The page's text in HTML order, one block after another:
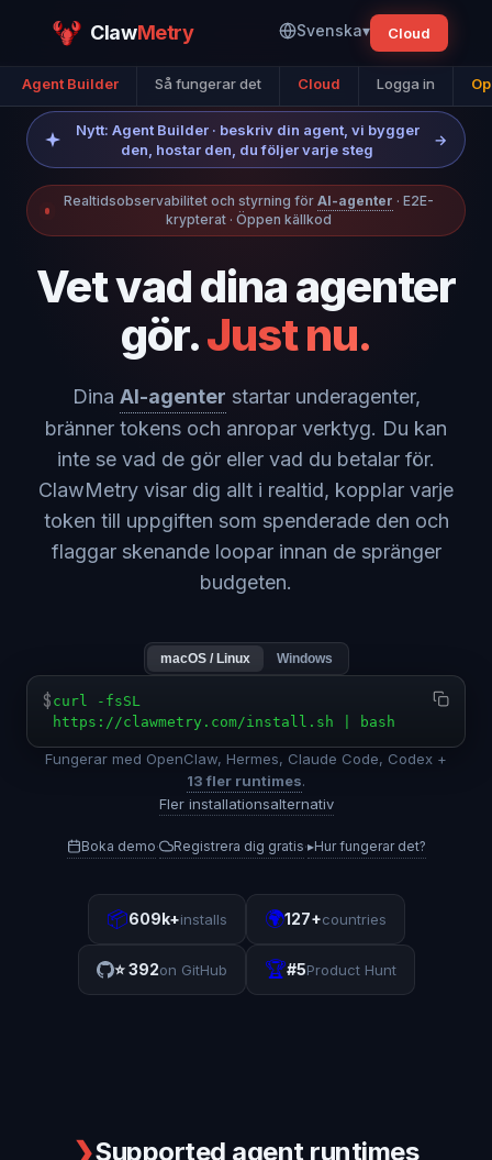
ClawMetry Svenska▾ Cloud
Agent Builder Så fungerar det Cloud Logga in
Nytt: Agent Builder · beskriv din agent, vi bygger
den, hostar den, du följer varje steg
→
Realtidsobservabilitet och styrning för AI-agenter · E2E-
krypterat · Öppen källkod
Vet vad dina agenter
gör.Just nu.
Dina AI-agenter startar underagenter,
bränner tokens och anropar verktyg. Du kan
inte se vad de gör eller vad du betalar för.
ClawMetry visar dig allt i realtid, kopplar varje
token till uppgiften som spenderade den och
flaggar skenande loopar innan de spränger
budgeten.
macOS / Linux Windows
$ curl -fsSL
https://clawmetry.com/install.sh | bash
Fungerar med OpenClaw, Hermes, Claude Code, Codex +
13 fler runtimes.
Fler installationsalternativ
Boka demo· Registrera dig gratis·▸Hur fungerar det?
📦609k+installs 🌍127+countries
⭐392on GitHub 🏆#5Product Hunt
❯Supported agent runtimes